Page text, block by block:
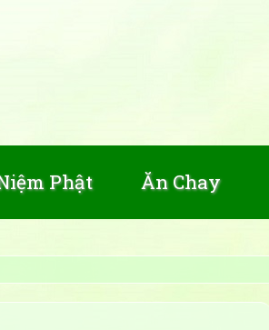
Phật Ăn Chay